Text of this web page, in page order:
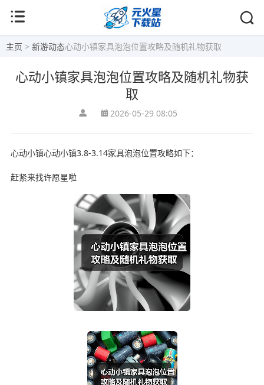
主页 > 新游动态心动小镇家具泡泡位置攻略及随机礼物获取
心动小镇家具泡泡位置攻略及随机礼物获
取
2026-05-29 08:05
心动小镇心动小镇3.8-3.14家具泡泡位置攻略如下：
赶紧来找许愿星啦